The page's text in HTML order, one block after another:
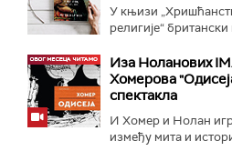
У књизи
религије“
Иза Ноланових
Хомерова
спектакла
И Хомер и Нолан
између мита и